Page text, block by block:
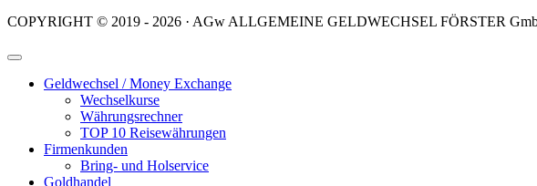
COPYRIGHT © 2019 - 2026 · AGw ALLGEMEINE GELDWECHSEL FÖRSTER
Geldwechsel / Money Exchange
Wechselkurse
Währungsrechner
TOP 10 Reisewährungen
Firmenkunden
Bring- und Holservice
Goldhandel